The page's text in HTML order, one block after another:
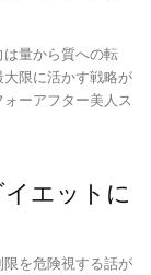
量から質への転
限に活かす戦略が
ーアフター美人ス
エットに
を危険視する話が